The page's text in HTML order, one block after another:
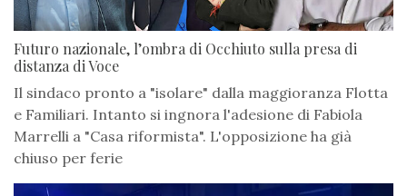
Futuro nazionale, l’ombra di Occhiuto sulla presa di
distanza di Voce
Il sindaco pronto a "isolare" dalla maggioranza Flotta
e Familiari. Intanto si ingnora l'adesione di Fabiola
Marrelli a "Casa riformista". L'opposizione ha già
chiuso per ferie